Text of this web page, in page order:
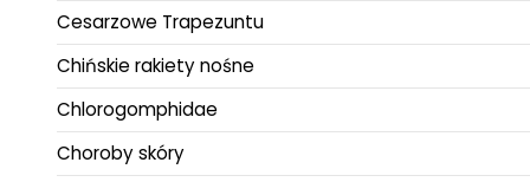
Cesarzowe Trapezuntu
Chińskie rakiety nośne
Chlorogomphidae
Choroby skóry